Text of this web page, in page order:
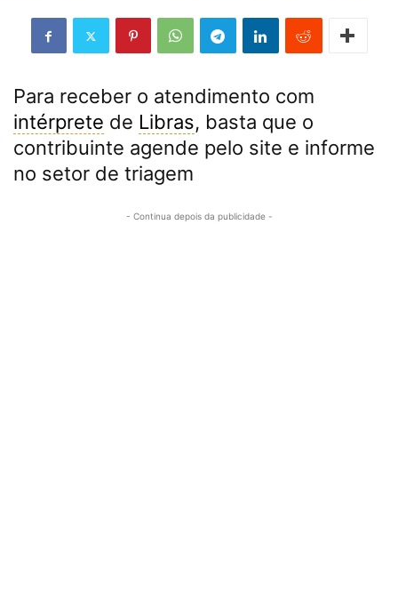
Para receber o atendimento com
intérprete de Libras, basta que o
contribuinte agende pelo site e informe
no setor de triagem
- Continua depois da publicidade -